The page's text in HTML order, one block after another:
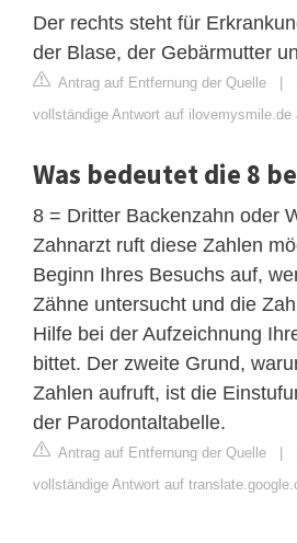
Der rechts steht für
der Blase, der Gebärmutter
Antrag auf Entfernung der Quelle |
vollständige Antwort auf ilovemysmile.de
Was bedeutet die 8
8 = Dritter Backenzahn oder
Zahnarzt ruft diese Zahlen
Beginn Ihres Besuchs auf,
Zähne untersucht und die
Hilfe bei der Aufzeichnung
bittet. Der zweite Grund,
Zahlen aufruft, ist die
der Parodontaltabelle.
Antrag auf Entfernung der Quelle |
vollständige Antwort auf